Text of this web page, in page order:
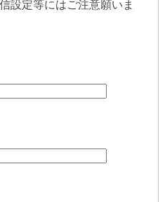
設定等にはご注意願いま